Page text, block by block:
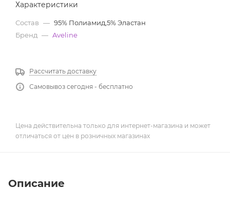
Характеристики
Состав — 95% Полиамид,5% Эластан
Бренд — Aveline
Рассчитать доставку
Самовывоз сегодня - бесплатно
Цена действительна только для интернет-магазина и может
отличаться от цен в розничных магазинах
Описание